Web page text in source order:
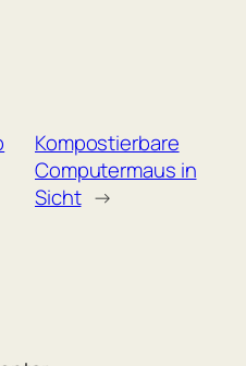
Kompostierbare
Computermaus in
Sicht →